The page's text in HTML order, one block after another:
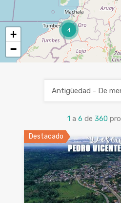
4
+
−
1 a 6 de 360
Antigüedad - De
Destacado